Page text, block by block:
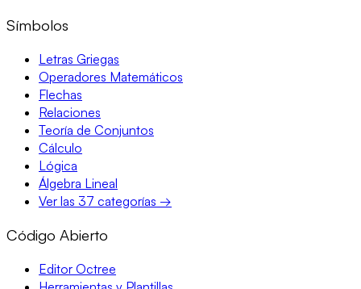
Símbolos
Letras Griegas
Operadores Matemáticos
Flechas
Relaciones
Teoría de Conjuntos
Cálculo
Lógica
Álgebra Lineal
Ver las 37 categorías →
Código Abierto
Editor Octree